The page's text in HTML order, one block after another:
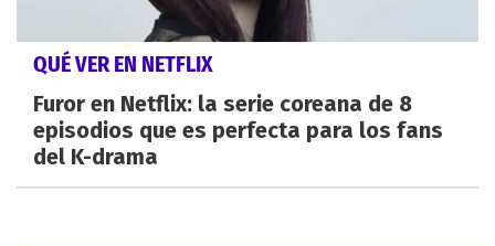
QUÉ VER EN NETFLIX
Furor en Netflix: la serie coreana de 8
episodios que es perfecta para los fans
del K-drama